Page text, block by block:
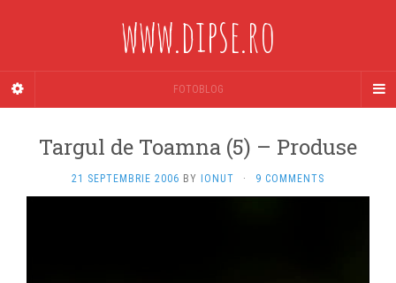
www.dipse.ro
FOTOBLOG
Targul de Toamna (5) – Produse
21 SEPTEMBRIE 2006 BY IONUT · 9 COMMENTS